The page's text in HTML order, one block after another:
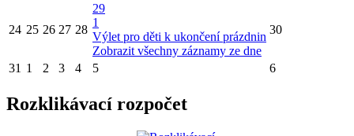
24 25 26 27 28
29
1
Výlet pro děti k ukončení prázdnin
Zobrazit všechny záznamy ze dne
30
31 1 2 3 4 5 6
Rozklikávací rozpočet